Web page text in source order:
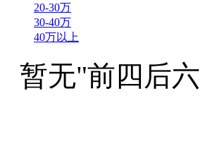
20-30万
30-40万
40万以上
暂无"前四后